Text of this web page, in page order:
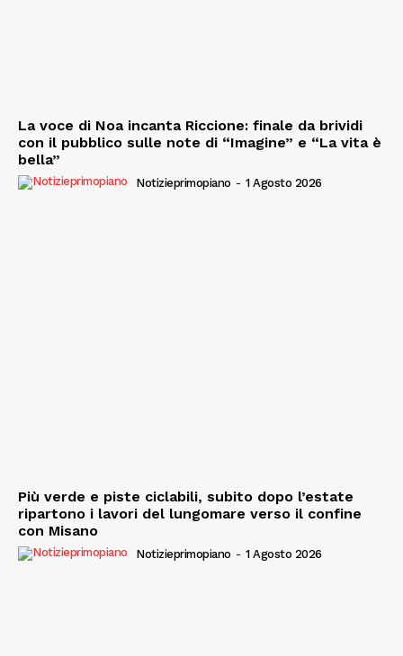
La voce di Noa incanta Riccione: finale da brividi
con il pubblico sulle note di “Imagine” e “La vita è
bella”
Notizieprimopiano - 1 Agosto 2026
Più verde e piste ciclabili, subito dopo l’estate
ripartono i lavori del lungomare verso il confine
con Misano
Notizieprimopiano - 1 Agosto 2026